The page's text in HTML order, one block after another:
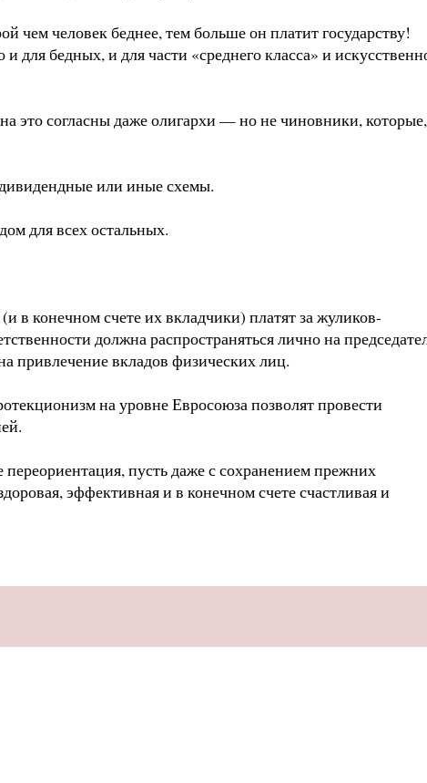
чем человек беднее, тем больше он платит государству!
для бедных, и для части «среднего класса» и
это согласны даже олигархи — но не чиновники, которые,
дивидендные или иные схемы.
для всех остальных.
в конечном счете их вкладчики) платят за жуликов-
должна распространяться лично на
привлечение вкладов физических лиц.
на уровне Евросоюза позволят провести
пусть даже с сохранением прежних
эффективная и в конечном счете счастливая и